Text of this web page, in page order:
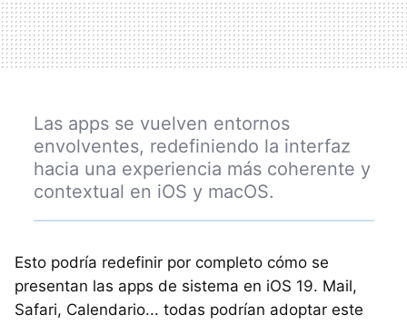
Las apps se vuelven entornos
envolventes, redefiniendo la interfaz
hacia una experiencia más coherente y
contextual en iOS y macOS.
Esto podría redefinir por completo cómo se
presentan las apps de sistema en iOS 19. Mail,
Safari, Calendario... todas podrían adoptar este